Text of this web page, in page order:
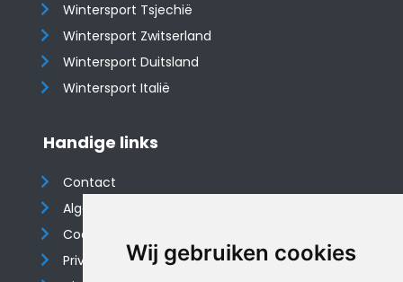
Wij gebruiken cookies
Wintersport Tsjechië
Wintersport Zwitserland
Wintersport Duitsland
Wintersport Italië
Handige links
Contact
Algemene voorwaarden
Cookieverklaring
Privacyverklaring